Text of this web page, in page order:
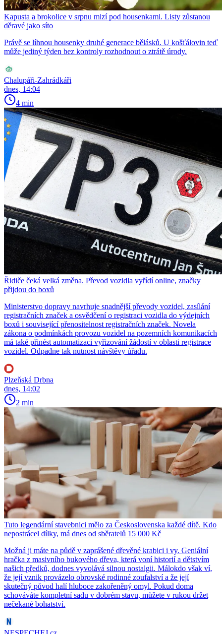
Kapusta a brokolice v srpnu mizí pod housenkami. Listy zůstanou
děravé jako síto
Právě se líhnou housenky druhé generace bělásků. U košťálovin teď
může jediný týden bez kontroly rozhodnout o ztrátě úrody.
Chalupáři-Zahrádkáři
dnes, 14:04
4 min
Řidiče čeká velká změna. Převod vozidla vyřídí online, značky
přijdou do boxů
Ministerstvo dopravy navrhuje snadnější převody vozidel, zasílání
registračních značek a osvědčení o registraci vozidla do výdejních
boxů i související přenositelnost registračních značek. Novela
zákona o podmínkách provozu vozidel na pozemních komunikacích
má také přinést automatizaci vyřizování žádostí v oblasti registrace
vozidel. Odpadne tak nutnost návštěvy úřadu.
Plzeňská Drbna
dnes, 14:02
2 min
Tuto legendární stavebnici mělo za Československa každé dítě. Kdo
nepostrácel dílky, má dnes od sběratelů 15 000 Kč
Možná ji máte na půdě v zaprášené dřevěné krabici i vy. Geniální
hračka z masivního bukového dřeva, která voní historií a dětstvím
našich předků, dodnes vyvolává silnou nostalgii. Málokdo však ví,
že její vznik provázelo obrovské rodinné zoufalství a že její
skutečný původ halí hluboce zakořeněný omyl. Pokud doma
schováváte kompletní sadu v dobrém stavu, můžete v rukou držet
nečekané bohatství.